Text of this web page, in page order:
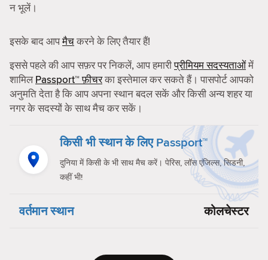
न भूलें।
इसके बाद आपमैचकरने के लिए तैयार हैं!
इससे पहले की आप सफ़र पर निकलें, आप हमारीप्रीमियम सदस्यताओंमें
शामिलPassport™ फ़ीचरका इस्तेमाल कर सकते हैं। पासपोर्ट आपको
अनुमति देता है कि आप अपना स्थान बदल सकें और किसी अन्य शहर या
नगर के सदस्यों के साथ मैच कर सकें।
किसी भी स्थान के लिए Passport™
दुनिया में किसी के भी साथ मैच करें। पेरिस, लॉस एंजिल्स, सिडनी,
कहीं भी!
वर्तमान स्थान कोलचेस्टर